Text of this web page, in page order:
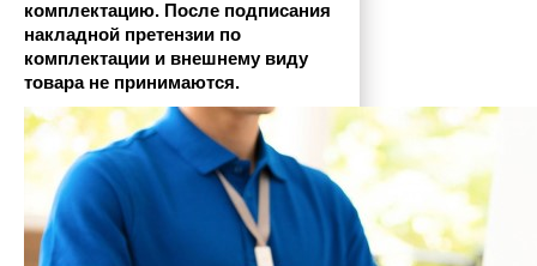
комплектацию. После подписания
накладной претензии по
комплектации и внешнему виду
товара не принимаются.